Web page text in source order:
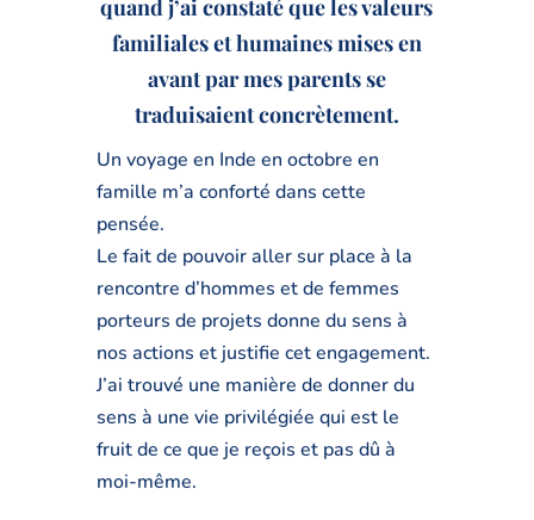
quand j’ai constaté que les valeurs
familiales et humaines mises en
avant par mes parents se
traduisaient concrètement.
Un voyage en Inde en octobre en
famille m’a conforté dans cette
pensée.
Le fait de pouvoir aller sur place à la
rencontre d’hommes et de femmes
porteurs de projets donne du sens à
nos actions et justifie cet engagement.
J’ai trouvé une manière de donner du
sens à une vie privilégiée qui est le
fruit de ce que je reçois et pas dû à
moi-même.